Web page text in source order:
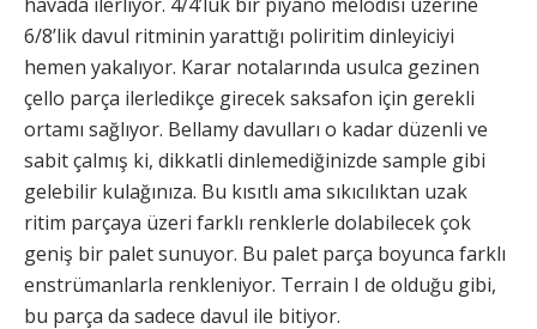
6/8’lik davul ritminin yarattığı poliritim dinleyiciyi
hemen yakalıyor. Karar notalarında usulca gezinen
çello parça ilerledikçe girecek saksafon için gerekli
ortamı sağlıyor. Bellamy davulları o kadar düzenli ve
sabit çalmış ki, dikkatli dinlemediğinizde sample gibi
gelebilir kulağınıza. Bu kısıtlı ama sıkıcılıktan uzak
ritim parçaya üzeri farklı renklerle dolabilecek çok
geniş bir palet sunuyor. Bu palet parça boyunca farklı
enstrümanlarla renkleniyor. Terrain I de olduğu gibi,
bu parça da sadece davul ile bitiyor.